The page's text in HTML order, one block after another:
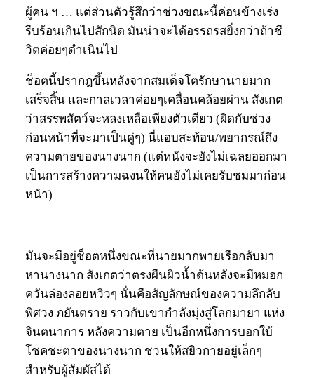
ผู้คน ฯ … แต่ส่วนตัวรู้สึกว่าช่วงขณะนี้ค่อนข้างเร่ง
รีบร้อนเกินไปสักนิด มันน่าจะได้อรรถรสยิ่งกว่าถ้าชี
วิตค่อยๆดำเนินไป
ช็อตนี้ปรากฎขึ้นหลังจากสมเด็จโตรักษานายมาก
เสร็จสิ้น และกาลเวลาค่อยๆเคลื่อนคล้อยผ่าน สังเกต
ว่าสรรพสัตว์จะหลงเหลือเพียงตัวเดียว (ผิดกับช่วง
ก่อนหน้าที่จะมาเป็นคู่ๆ) นี่แอบสะท้อน/พยากรณ์ถึง
ความตายของนางนาก (แต่หนังจะยังไม่เฉลยออกมา
เป็นการสร้างความฉงนให้คนยังไม่เคยรับชมมาก่อน
หน้า)
มันจะมีอยู่ช็อตหนึ่งขณะที่นายมากพายเรือกลับมา
หานางนาก สังเกตว่าตรงผืนผิวน้ำด้นหลังจะมีหมอก
ควันล่องลอยหวิวๆ นั่นคือสัญลักษณ์ของความลึกลับ
พิศวง ภยันตราย ราวกับเขากำลังมุ่งสู่โลกมายา แห่ง
จินตนาการ หลังความตาย เป็นอีกหนึ่งการบอกใบ้
โชคชะตาของนางนาก ชวนให้สยิวกายอยู่เล็กๆ
สำหรับผู้สัมผัสได้